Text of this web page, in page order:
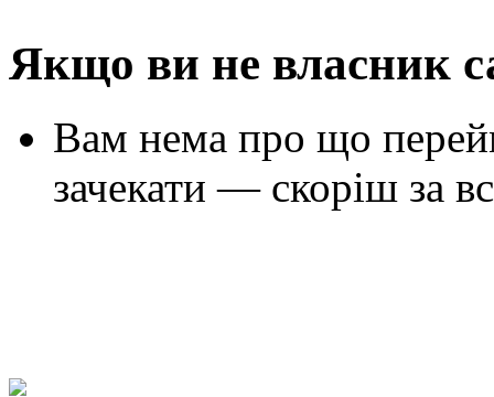
Якщо ви не власник
Вам нема про що
зачекати — скоріш за